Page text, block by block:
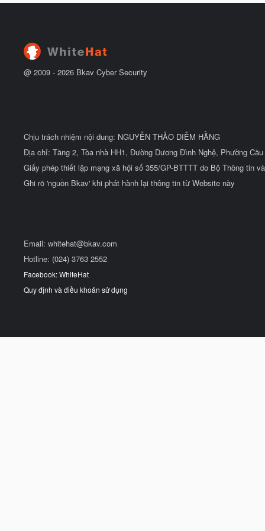
@ 2009 - 2026 Bkav Cyber Security
Chịu trách nhiệm nội dung: NGUYỄN THẢO DIỄM HẰNG
Địa chỉ: Tầng 2, Tòa nhà HH1, Đường Dương Đình Nghệ, Phường
Giấy phép thiết lập mạng xã hội số 355/GP-BTTTT do Bộ Thông tin
Ghi rõ 'nguồn Bkav' khi phát hành lại thông tin từ Website này
Email: whitehat@bkav.com
Hotline: (024) 3763 2552
Facebook: WhiteHat
Quy định và điều khoản sử dụng